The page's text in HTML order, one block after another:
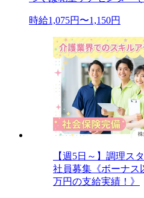
時給1,075円〜1,150円
【週5日～】調理ス
社員募集《ボーナス
万円の支給実績！》